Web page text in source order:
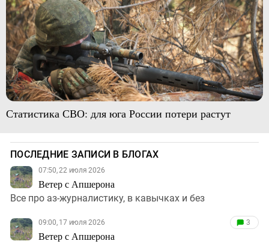
Статистика СВО: для юга России потери растут
ПОСЛЕДНИЕ ЗАПИСИ В БЛОГАХ
07:50, 22 июля 2026
Ветер с Апшерона
Все про аз-журналистику, в кавычках и без
09:00, 17 июля 2026
Ветер с Апшерона
3